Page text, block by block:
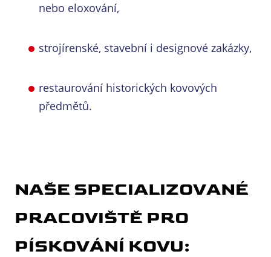
nebo eloxování,
strojírenské, stavební i designové zakázky,
restaurování historických kovových
předmětů.
NAŠE SPECIALIZOVANÉ
PRACOVIŠTĚ PRO
PÍSKOVÁNÍ KOVU: